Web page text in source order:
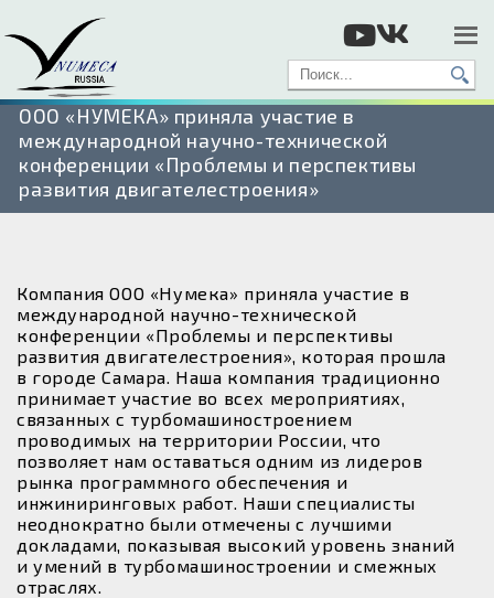
ООО «НУМЕКА» приняла участие в
международной научно-технической
конференции «Проблемы и перспективы
развития двигателестроения»
Компания ООО «Нумека» приняла участие в
международной научно-технической
конференции «Проблемы и перспективы
развития двигателестроения», которая прошла
в городе Самара. Наша компания традиционно
принимает участие во всех мероприятиях,
связанных с турбомашиностроением
проводимых на территории России, что
позволяет нам оставаться одним из лидеров
рынка программного обеспечения и
инжиниринговых работ. Наши специалисты
неоднократно были отмечены с лучшими
докладами, показывая высокий уровень знаний
и умений в турбомашиностроении и смежных
отраслях.